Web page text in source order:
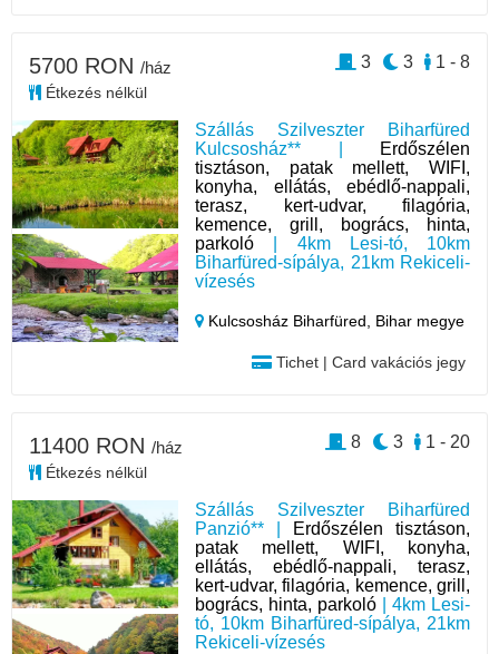
Szállás Szilveszter Biharfüred
Kulcsosház** |
Erdőszélen
tisztáson, patak mellett, WIFI,
konyha, ellátás, ebédlő-nappali,
terasz, kert-udvar, filagória,
kemence, grill, bogrács, hinta,
parkoló | 4km Lesi-tó, 10km
Biharfüred-sípálya, 21km Rekiceli-
vízesés
Kulcsosház Biharfüred, Bihar megye
Tichet | Card vakációs jegy
5700 RON /ház
Étkezés nélkül
1 - 8
3
3
Szállás Szilveszter Biharfüred
Panzió** |
Erdőszélen tisztáson,
patak mellett, WIFI, konyha,
ellátás, ebédlő-nappali, terasz,
kert-udvar, filagória, kemence, grill,
bogrács, hinta, parkoló | 4km Lesi-
tó, 10km Biharfüred-sípálya, 21km
Rekiceli-vízesés
11400 RON /ház
Étkezés nélkül
1 - 20
3
8